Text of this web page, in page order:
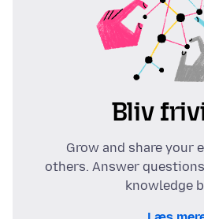
Bliv
Grow and share your
others. Answer
knowledge